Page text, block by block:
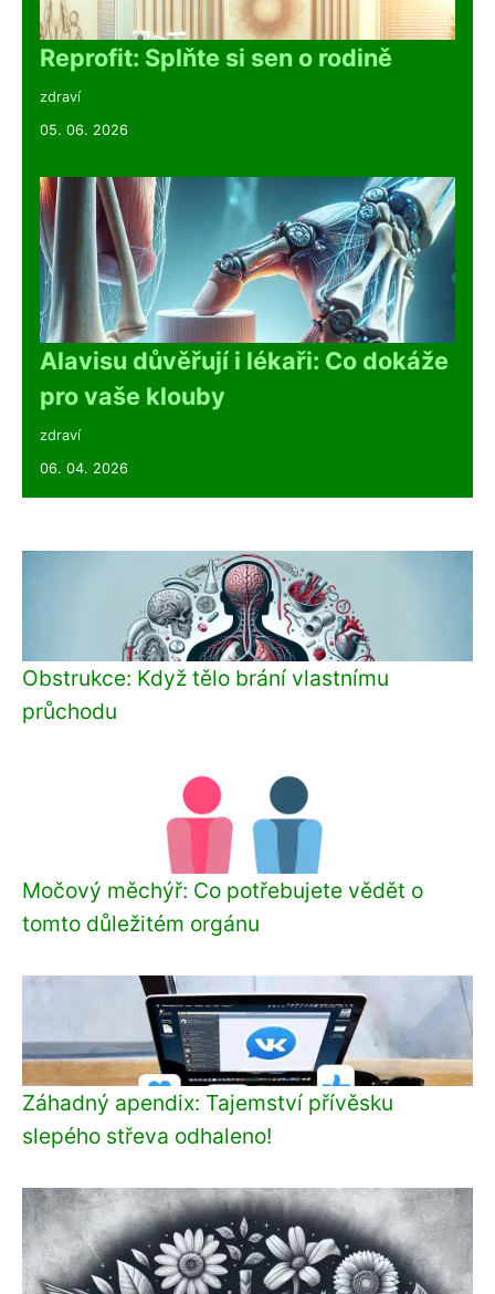
Reprofit: Splňte si sen o rodině
zdraví
05. 06. 2026
Alavisu důvěřují i lékaři: Co dokáže
pro vaše klouby
zdraví
06. 04. 2026
Obstrukce: Když tělo brání vlastnímu
průchodu
Močový měchýř: Co potřebujete vědět o
tomto důležitém orgánu
Záhadný apendix: Tajemství přívěsku
slepého střeva odhaleno!